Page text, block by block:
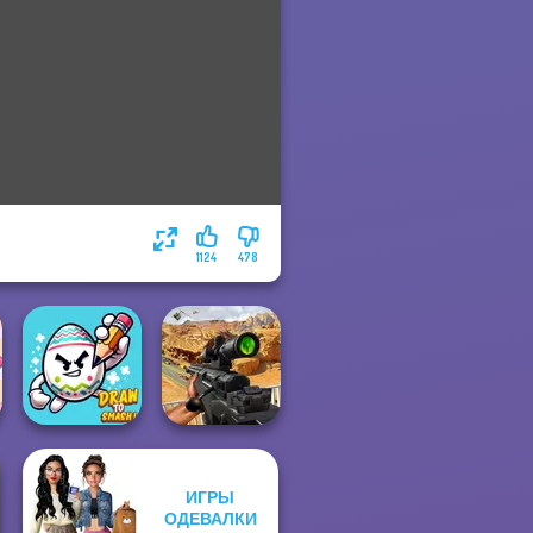
478
1124
Draw To Smash!
Sniper Combat
3D
ИГРЫ
ОДЕВАЛКИ